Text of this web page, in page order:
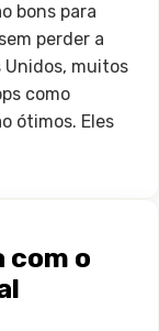
bons para
perder a
Unidos, muitos
como
ótimos. Eles
com o